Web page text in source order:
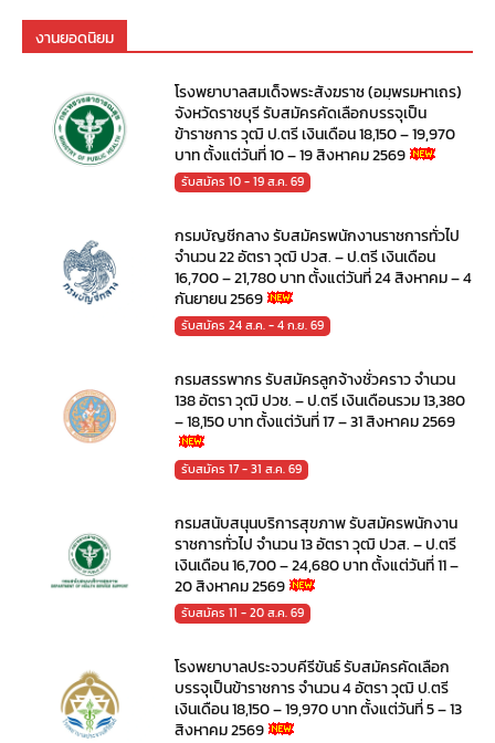
งานยอดนิยม
โรงพยาบาลสมเด็จพระสังฆราช (อมฺพรมหาเถร)
จังหวัดราชบุรี รับสมัครคัดเลือกบรรจุเป็น
ข้าราชการ วุฒิ ป.ตรี เงินเดือน 18,150 – 19,970
บาท ตั้งแต่วันที่ 10 – 19 สิงหาคม 2569
รับสมัคร 10 - 19 ส.ค. 69
กรมบัญชีกลาง รับสมัครพนักงานราชการทั่วไป
จำนวน 22 อัตรา วุฒิ ปวส. – ป.ตรี เงินเดือน
16,700 – 21,780 บาท ตั้งแต่วันที่ 24 สิงหาคม – 4
กันยายน 2569
รับสมัคร 24 ส.ค. - 4 ก.ย. 69
กรมสรรพากร รับสมัครลูกจ้างชั่วคราว จำนวน
138 อัตรา วุฒิ ปวช. – ป.ตรี เงินเดือนรวม 13,380
– 18,150 บาท ตั้งแต่วันที่ 17 – 31 สิงหาคม 2569
รับสมัคร 17 - 31 ส.ค. 69
กรมสนับสนุนบริการสุขภาพ รับสมัครพนักงาน
ราชการทั่วไป จำนวน 13 อัตรา วุฒิ ปวส. – ป.ตรี
เงินเดือน 16,700 – 24,680 บาท ตั้งแต่วันที่ 11 –
20 สิงหาคม 2569
รับสมัคร 11 - 20 ส.ค. 69
โรงพยาบาลประจวบคีรีขันธ์ รับสมัครคัดเลือก
บรรจุเป็นข้าราชการ จำนวน 4 อัตรา วุฒิ ป.ตรี
เงินเดือน 18,150 – 19,970 บาท ตั้งแต่วันที่ 5 – 13
สิงหาคม 2569